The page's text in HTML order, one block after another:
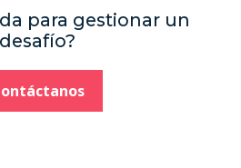
para gestionar un
desafío?